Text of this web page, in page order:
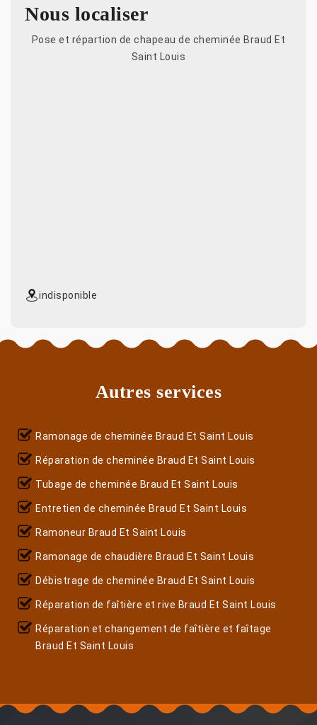
Nous localiser
Pose et répartion de chapeau de cheminée Braud Et
Saint Louis
indisponible
Autres services
Ramonage de cheminée Braud Et Saint Louis
Réparation de cheminée Braud Et Saint Louis
Tubage de cheminée Braud Et Saint Louis
Entretien de cheminée Braud Et Saint Louis
Ramoneur Braud Et Saint Louis
Ramonage de chaudière Braud Et Saint Louis
Débistrage de cheminée Braud Et Saint Louis
Réparation de faîtière et rive Braud Et Saint Louis
Réparation et changement de faîtière et faîtage
Braud Et Saint Louis